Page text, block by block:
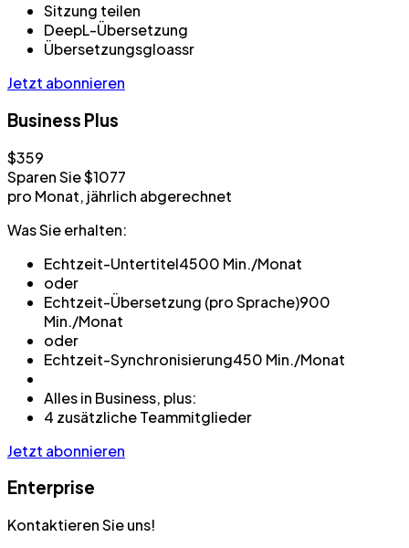
Sitzung teilen
DeepL-Übersetzung
Übersetzungsgloassr
Jetzt abonnieren
Business Plus
$359
Sparen Sie $1077
pro Monat, jährlich abgerechnet
Was Sie erhalten:
Echtzeit-Untertitel4500 Min./Monat
oder
Echtzeit-Übersetzung (pro Sprache)900
Min./Monat
oder
Echtzeit-Synchronisierung450 Min./Monat
Alles in Business, plus:
4 zusätzliche Teammitglieder
Jetzt abonnieren
Enterprise
Kontaktieren Sie uns!